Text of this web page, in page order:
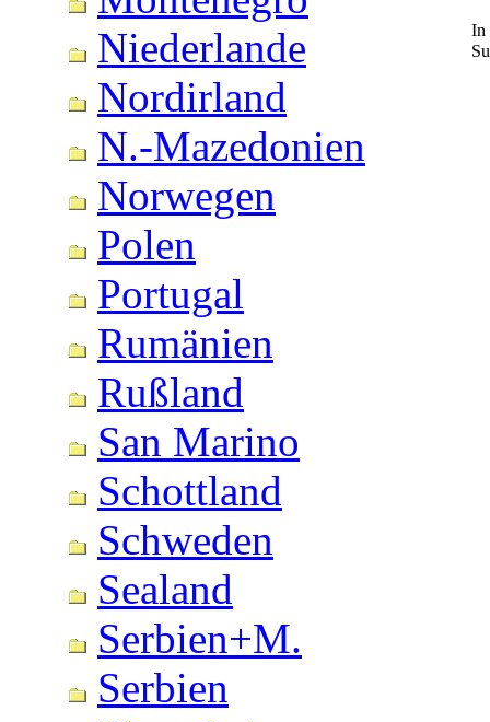
Niederlande
Nordirland
N.-Mazedonien
Norwegen
Polen
Portugal
Rumänien
Rußland
San Marino
Schottland
Schweden
Sealand
Serbien+M.
Serbien
In